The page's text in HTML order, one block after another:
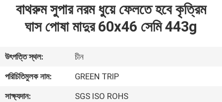
বাড়ি
আমাদের
সম্পর্কে
বাথরুম সুপার নরম ধুয়ে ফেলতে হবে কৃত্রিম
ঘাস পোষা মাদুর 60x46 সেমি 443g
উৎপত্তি স্থল:
চীন
পরিচিতিমুলক নাম:
GREEN TRIP
সাক্ষ্যদান:
SGS ISO ROHS